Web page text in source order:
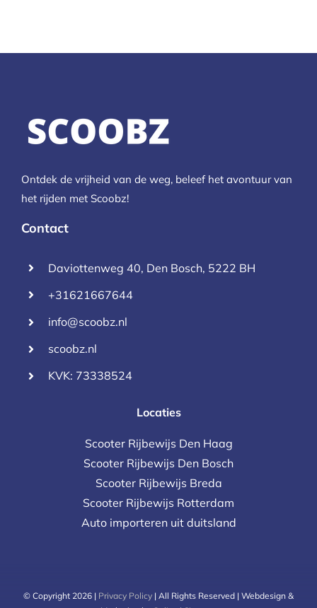
Ontdek de vrijheid van de weg, beleef het avontuur van
het rijden met Scoobz!
Contact
Daviottenweg 40, Den Bosch, 5222 BH
+31621667644
info@scoobz.nl
scoobz.nl
KVK: 73338524
Locaties
Scooter Rijbewijs Den Haag
Scooter Rijbewijs Den Bosch
Scooter Rijbewijs Breda
Scooter Rijbewijs Rotterdam
Auto importeren uit duitsland
© Copyright 2026 | Privacy Policy | All Rights Reserved | Webdesign &